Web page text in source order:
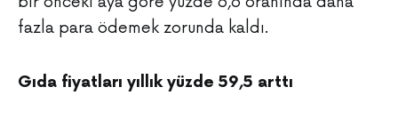
fazla para ödemek zorunda kaldı.
Gıda fiyatları yıllık yüzde 59,5 arttı